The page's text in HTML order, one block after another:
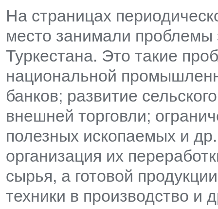
На страницах
место занимали проблемы
Туркестана. Это такие
национальной
банков; развитие
внешней торговли;
полезных ископаемых и
организация их
сырья, а готовой
техники в производство и